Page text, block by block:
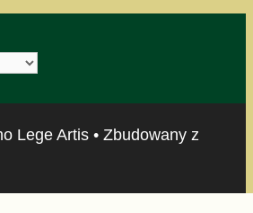
Lege Artis • Zbudowany z